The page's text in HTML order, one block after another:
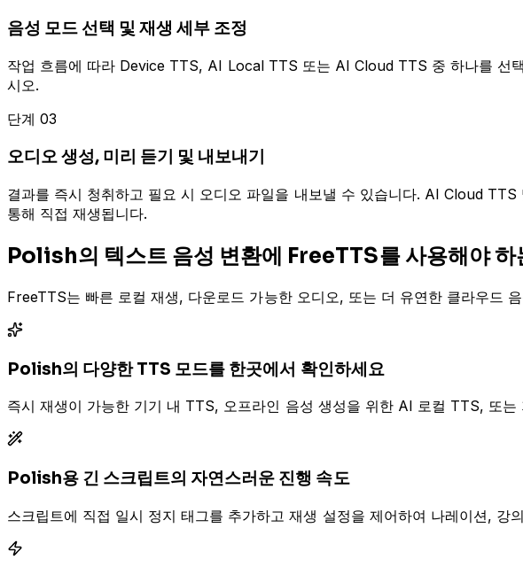
음성 모드 선택 및 재생 세부 조정
작업 흐름에 따라 Device TTS, AI Local TTS 또는 AI Cloud TTS 중 하나를 선
시오.
단계 03
오디오 생성, 미리 듣기 및 내보내기
결과를 즉시 청취하고 필요 시 오디오 파일을 내보낼 수 있습니다. AI Cloud
통해 직접 재생됩니다.
Polish의 텍스트 음성 변환에 FreeTTS를 사용해야 하
FreeTTS는 빠른 로컬 재생, 다운로드 가능한 오디오, 또는 더 유연한 클라우드
Polish의 다양한 TTS 모드를 한곳에서 확인하세요
즉시 재생이 가능한 기기 내 TTS, 오프라인 음성 생성을 위한 AI 로컬 TTS, 또
Polish용 긴 스크립트의 자연스러운 진행 속도
스크립트에 직접 일시 정지 태그를 추가하고 재생 설정을 제어하여 나레이션,